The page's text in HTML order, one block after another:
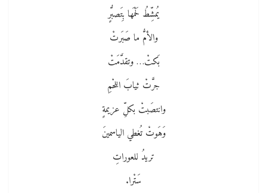
يُمشِّطُ لَحْمَها بِتَصبُّرٍ
والأمُّ ما صَبَرتْ
بَكتْ… وتقدَّمَتْ
جرَّتْ ثيابَ اللحْمِ
وانتصَبتْ بكلِّ عزيمةٍ
وَهَوتْ تُغطي الياسمينَ
تريدُ للعوراتِ
سَتْرا.